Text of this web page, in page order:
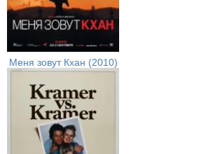
Меня зовут Кхан (2010)